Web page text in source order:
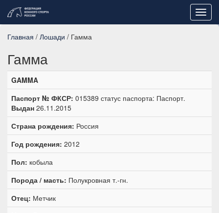
Главная / Лошади / Гамма
Гамма
GAMMA
Паспорт № ФКСР: 015389 статус паспорта: Паспорт.
Выдан 26.11.2015
Страна рождения: Россия
Год рождения: 2012
Пол: кобыла
Порода / масть: Полукровная т.-гн.
Отец: Метчик